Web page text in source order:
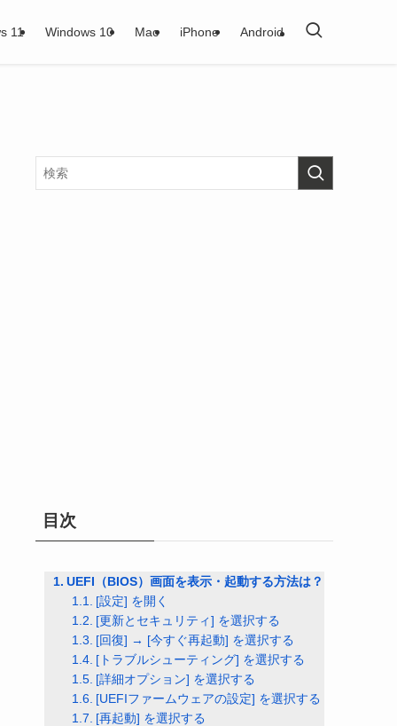
11 Windows 10 Mac iPhone Android
目次
UEFI（BIOS）画面を表示・起動する方法は？
[設定] を開く
[更新とセキュリティ] を選択する
[回復] → [今すぐ再起動] を選択する
[トラブルシューティング] を選択する
[詳細オプション] を選択する
[UEFIファームウェアの設定] を選択する
[再起動] を選択する